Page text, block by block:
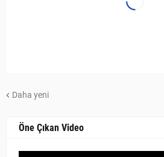
Daha yeni
Öne Çıkan Video